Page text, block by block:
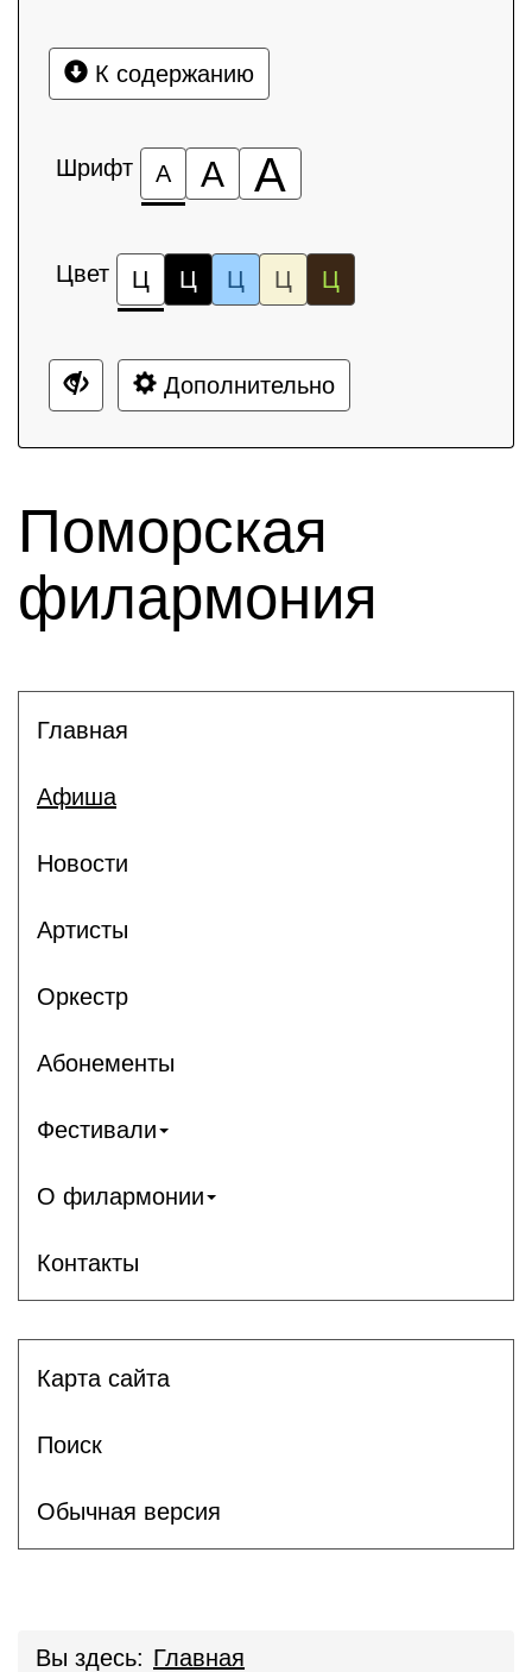
К содержанию
Шрифт А А А
Цвет Ц Ц Ц Ц Ц
Дополнительно
Поморская
филармония
Главная
Афиша
Новости
Артисты
Оркестр
Абонементы
Фестивали
О филармонии
Контакты
Карта сайта
Поиск
Обычная версия
Вы здесь: Главная